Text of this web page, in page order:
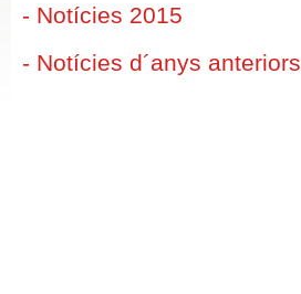
- Notícies 2015
- Notícies d´anys anteriors